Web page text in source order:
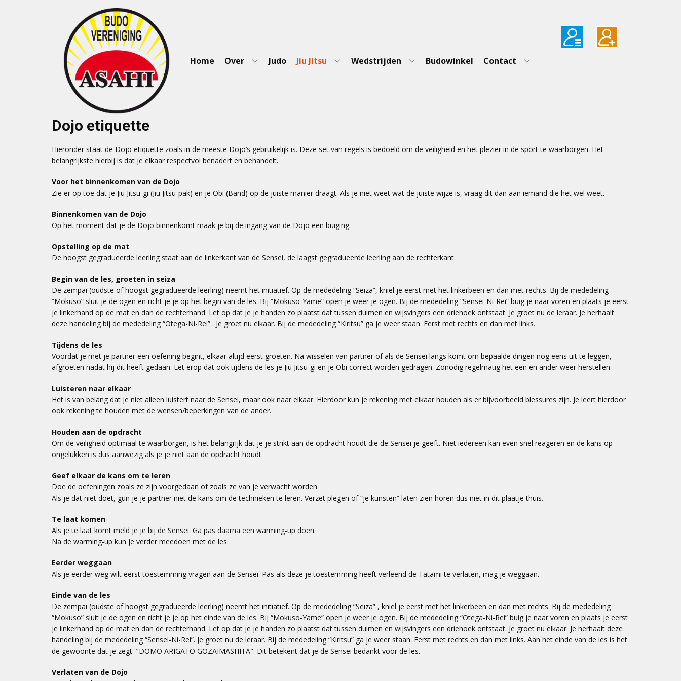
Home Over Judo Jiu Jitsu Wedstrijden Budowinkel Contact
Dojo etiquette
Hieronder staat de Dojo etiquette zoals in de meeste Dojo’s gebruikelijk is. Deze set van regels is bedoeld om de veiligheid en het plezier in de sport te waarborgen. Het
belangrijkste hierbij is dat je elkaar respectvol benadert en behandelt.
Voor het binnenkomen van de Dojo
Zie er op toe dat je Jiu Jitsu-gi (Jiu Jitsu-pak) en je Obi (Band) op de juiste manier draagt. Als je niet weet wat de juiste wijze is, vraag dit dan aan iemand die het wel weet.
Binnenkomen van de Dojo
Op het moment dat je de Dojo binnenkomt maak je bij de ingang van de Dojo een buiging.
Opstelling op de mat
De hoogst gegradueerde leerling staat aan de linkerkant van de Sensei, de laagst gegradueerde leerling aan de rechterkant.
Begin van de les, groeten in seiza
De zempai (oudste of hoogst gegradueerde leerling) neemt het initiatief. Op de mededeling “Seiza”, kniel je eerst met het linkerbeen en dan met rechts. Bij de mededeling
“Mokuso” sluit je de ogen en richt je je op het begin van de les. Bij “Mokuso-Yame” open je weer je ogen. Bij de mededeling “Sensei-Ni-Rei” buig je naar voren en plaats je eerst
je linkerhand op de mat en dan de rechterhand. Let op dat je je handen zo plaatst dat tussen duimen en wijsvingers een driehoek ontstaat. Je groet nu de leraar. Je herhaalt
deze handeling bij de mededeling “Otega-Ni-Rei” . Je groet nu elkaar. Bij de mededeling “Kiritsu” ga je weer staan. Eerst met rechts en dan met links.
Tijdens de les
Voordat je met je partner een oefening begint, elkaar altijd eerst groeten. Na wisselen van partner of als de Sensei langs komt om bepaalde dingen nog eens uit te leggen,
afgroeten nadat hij dit heeft gedaan. Let erop dat ook tijdens de les je Jiu Jitsu-gi en je Obi correct worden gedragen. Zonodig regelmatig het een en ander weer herstellen.
Luisteren naar elkaar
Het is van belang dat je niet alleen luistert naar de Sensei, maar ook naar elkaar. Hierdoor kun je rekening met elkaar houden als er bijvoorbeeld blessures zijn. Je leert hierdoor
ook rekening te houden met de wensen/beperkingen van de ander.
Houden aan de opdracht
Om de veiligheid optimaal te waarborgen, is het belangrijk dat je je strikt aan de opdracht houdt die de Sensei je geeft. Niet iedereen kan even snel reageren en de kans op
ongelukken is dus aanwezig als je je niet aan de opdracht houdt.
Geef elkaar de kans om te leren
Doe de oefeningen zoals ze zijn voorgedaan of zoals ze van je verwacht worden.
Als je dat niet doet, gun je je partner niet de kans om de technieken te leren. Verzet plegen of “je kunsten” laten zien horen dus niet in dit plaatje thuis.
Te laat komen
Als je te laat komt meld je je bij de Sensei. Ga pas daarna een warming-up doen.
Na de warming-up kun je verder meedoen met de les.
Eerder weggaan
Als je eerder weg wilt eerst toestemming vragen aan de Sensei. Pas als deze je toestemming heeft verleend de Tatami te verlaten, mag je weggaan.
Einde van de les
De zempai (oudste of hoogst gegradueerde leerling) neemt het initiatief. Op de mededeling “Seiza” , kniel je eerst met het linkerbeen en dan met rechts. Bij de mededeling
“Mokuso” sluit je de ogen en richt je je op het einde van de les. Bij “Mokuso-Yame” open je weer je ogen. Bij de mededeling “Otega-Ni-Rei” buig je naar voren en plaats je eerst
je linkerhand op de mat en dan de rechterhand. Let op dat je je handen zo plaatst dat tussen duimen en wijsvingers een driehoek ontstaat. Je groet nu elkaar. Je herhaalt deze
handeling bij de mededeling “Sensei-Ni-Rei”. Je groet nu de leraar. Bij de mededeling “Kiritsu” ga je weer staan. Eerst met rechts en dan met links. Aan het einde van de les is het
de gewoonte dat je zegt: "DOMO ARIGATO GOZAIMASHITA". Dit betekent dat je de Sensei bedankt voor de les.
Verlaten van de Dojo